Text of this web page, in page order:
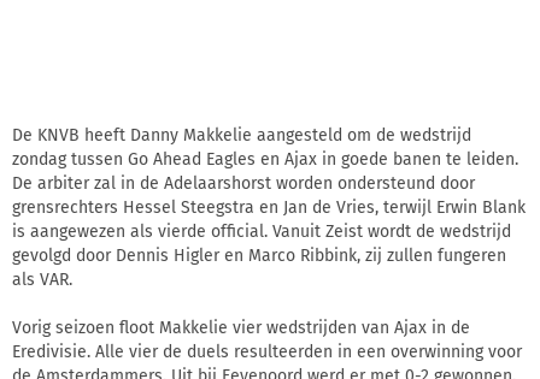
De KNVB heeft Danny Makkelie aangesteld om de wedstrijd
zondag tussen Go Ahead Eagles en Ajax in goede banen te leiden.
De arbiter zal in de Adelaarshorst worden ondersteund door
grensrechters Hessel Steegstra en Jan de Vries, terwijl Erwin Blank
is aangewezen als vierde official. Vanuit Zeist wordt de wedstrijd
gevolgd door Dennis Higler en Marco Ribbink, zij zullen fungeren
als VAR.
Vorig seizoen floot Makkelie vier wedstrijden van Ajax in de
Eredivisie. Alle vier de duels resulteerden in een overwinning voor